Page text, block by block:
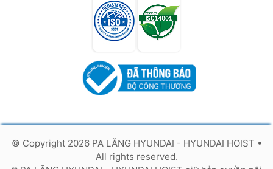
© Copyright 2026 PA LĂNG HYUNDAI - HYUNDAI HOIST •
All rights reserved.